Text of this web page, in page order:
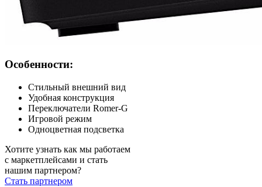
Особенности:
Стильный внешний вид
Удобная конструкция
Переключатели Romer-G
Игровой режим
Одноцветная подсветка
Хотите узнать как мы работаем
с маркетплейсами и стать
нашим партнером?
Стать партнером